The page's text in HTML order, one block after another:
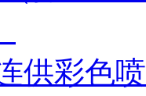
供彩色